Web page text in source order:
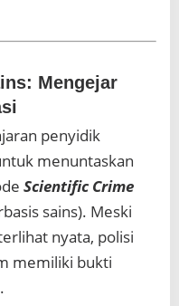
Mengejar
penyidik
menuntaskan
Scientific Crime
sains). Meski
nyata, polisi
memiliki bukti